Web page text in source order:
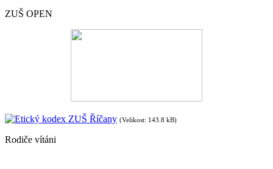
ZUŠ OPEN
Etický kodex ZUŠ Říčany (Velikost: 143.8 kB)
Rodiče vítáni